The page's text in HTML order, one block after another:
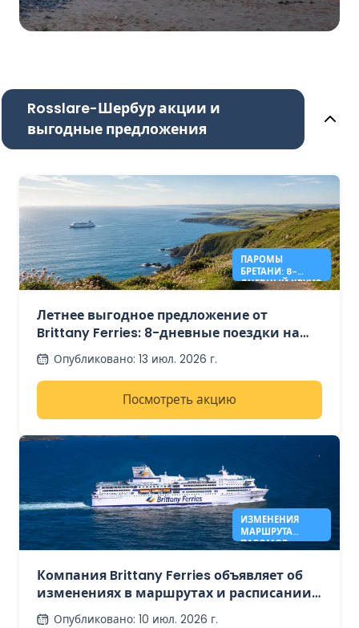
Rosslare-Шербур акции и
выгодные предложения
ПАРОМЫ
БРЕТАНИ: 8-
ДНЕВНЫЙ КРУИЗ
Летнее выгодное предложение от
Brittany Ferries: 8-дневные поездки на
пароме в Ирландию от 349 евро в обе
стороны.
Опубликовано: 13 июл. 2026 г.
Посмотреть акцию
ИЗМЕНЕНИЯ
МАРШРУТА
ПАРОМОВ
Компания Brittany Ferries объявляет об
изменениях в маршрутах и расписании
паромов, начиная с осени 2026 года.
Опубликовано: 10 июл. 2026 г.